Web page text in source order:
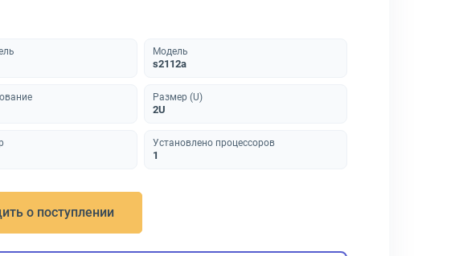
Модель
s2112a
Размер (U)
2U
Установлено процессоров
1
о поступлении